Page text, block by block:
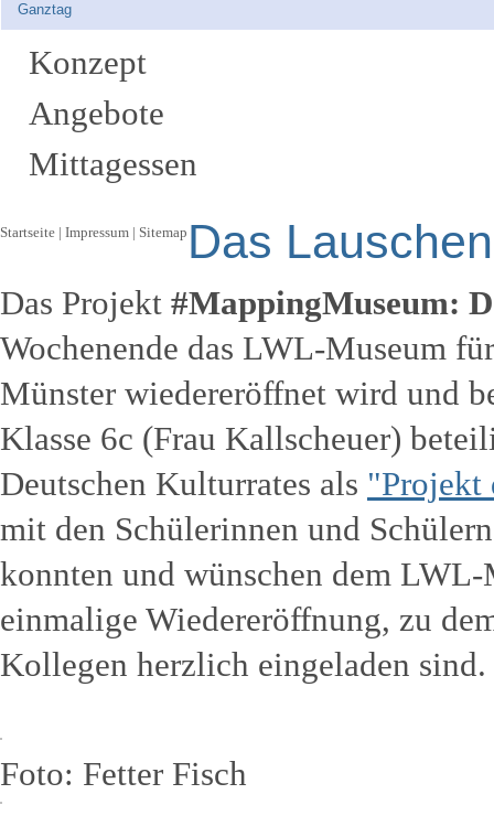
Ganztag
Konzept
Angebote
Mittagessen
Startseite Impressum Sitemap Das
Das Projekt #MappingMuseum:
Wochenende das LWL-Museum
Münster wiedereröffnet wird und
Klasse 6c (Frau Kallscheuer)
Deutschen Kulturrates als "Projekt
mit den Schülerinnen und
konnten und wünschen dem
einmalige Wiedereröffnung, zu
Kollegen herzlich eingeladen sind.
Foto: Fetter Fisch